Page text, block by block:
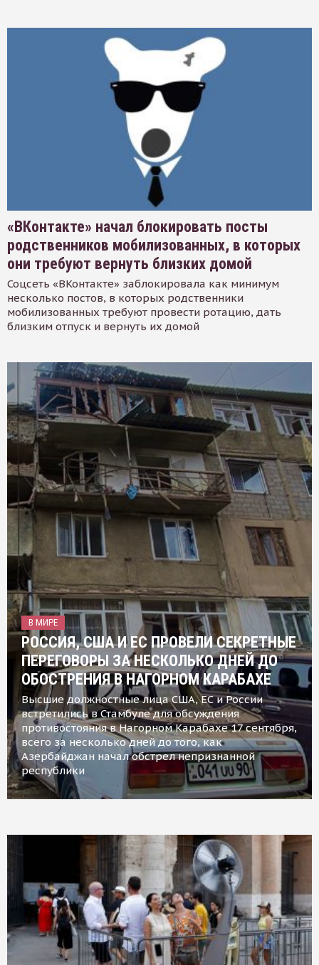
«ВКонтакте» начал блокировать посты
родственников мобилизованных, в которых
они требуют вернуть близких домой
Соцсеть «ВКонтакте» заблокировала как минимум
несколько постов, в которых родственники
мобилизованных требуют провести ротацию, дать
близким отпуск и вернуть их домой
В МИРЕ
РОССИЯ, США И ЕС ПРОВЕЛИ СЕКРЕТНЫЕ
ПЕРЕГОВОРЫ ЗА НЕСКОЛЬКО ДНЕЙ ДО
ОБОСТРЕНИЯ В НАГОРНОМ КАРАБАХЕ
Высшие должностные лица США, ЕС и России
встретились в Стамбуле для обсуждения
противостояния в Нагорном Карабахе 17 сентября,
всего за несколько дней до того, как
Азербайджан начал обстрел непризнанной
республики